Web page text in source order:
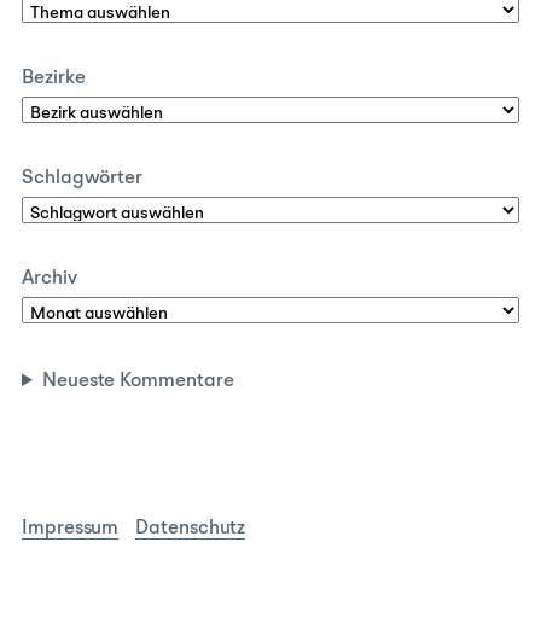
Bezirke
Schlagwörter
Archiv
Neueste Kommentare
Impressum Datenschutz